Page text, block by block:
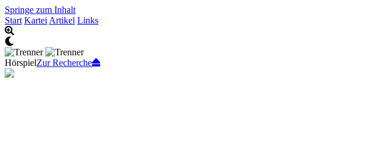
Springe zum Inhalt
Start Kartei Artikel Links
HörspielZur Recherche